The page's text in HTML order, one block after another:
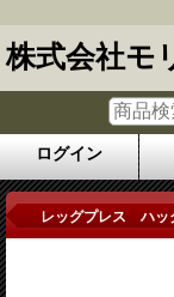
株式会社モ
ログイン
商品詳細
レッグプレス ハッ